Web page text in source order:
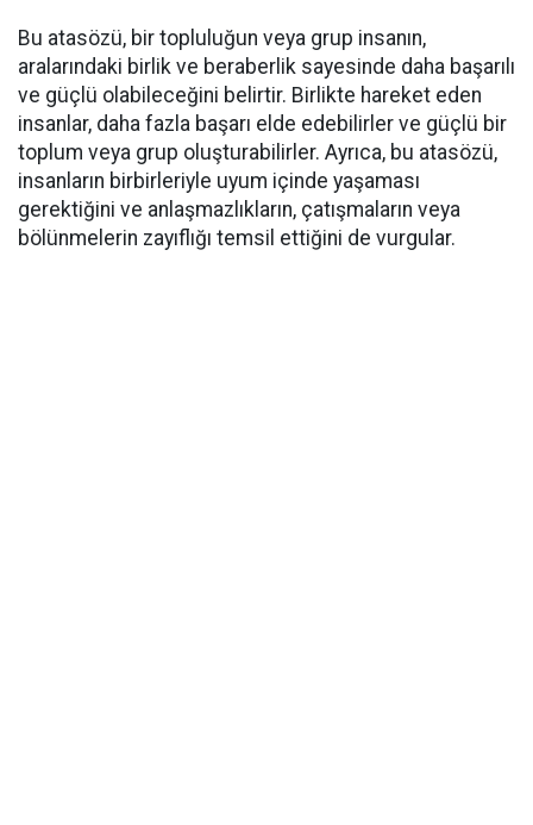
Bu atasözü, bir topluluğun veya grup insanın,
aralarındaki birlik ve beraberlik sayesinde daha başarılı
ve güçlü olabileceğini belirtir. Birlikte hareket eden
insanlar, daha fazla başarı elde edebilirler ve güçlü bir
toplum veya grup oluşturabilirler. Ayrıca, bu atasözü,
insanların birbirleriyle uyum içinde yaşaması
gerektiğini ve anlaşmazlıkların, çatışmaların veya
bölünmelerin zayıflığı temsil ettiğini de vurgular.